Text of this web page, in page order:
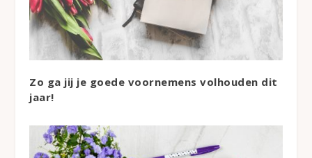
Zo ga jij je goede voornemens volhouden dit
jaar!